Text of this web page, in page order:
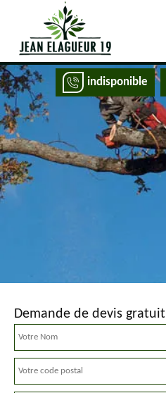
indisponible
Demande de devis gratuit